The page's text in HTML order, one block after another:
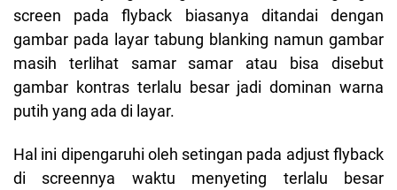
screen pada flyback biasanya ditandai dengan
gambar pada layar tabung blanking namun gambar
masih terlihat samar samar atau bisa disebut
gambar kontras terlalu besar jadi dominan warna
putih yang ada di layar.
Hal ini dipengaruhi oleh setingan pada adjust flyback
di screennya waktu menyeting terlalu besar